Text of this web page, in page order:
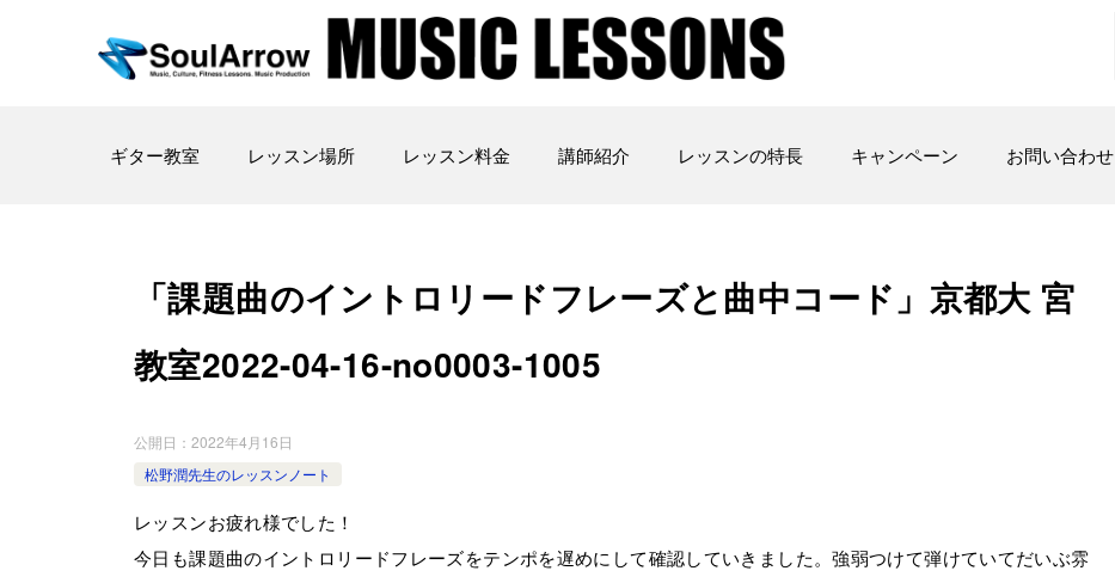
ギター教室 レッスン場所 レッスン料金 講師紹介 レッスンの特長 キャンペーン お問い合わせ
「課題曲のイントロリードフレーズと曲中コード」京都大 宮
教室2022-04-16-­no0003-­1005
公開日： 2022年4月16日
松野潤先生のレッスンノート
レッスンお疲れ様でした！
今日も課題曲のイントロリードフレーズをテンポを遅めにして確認していきました。強弱つけて弾けていてだいぶ雰